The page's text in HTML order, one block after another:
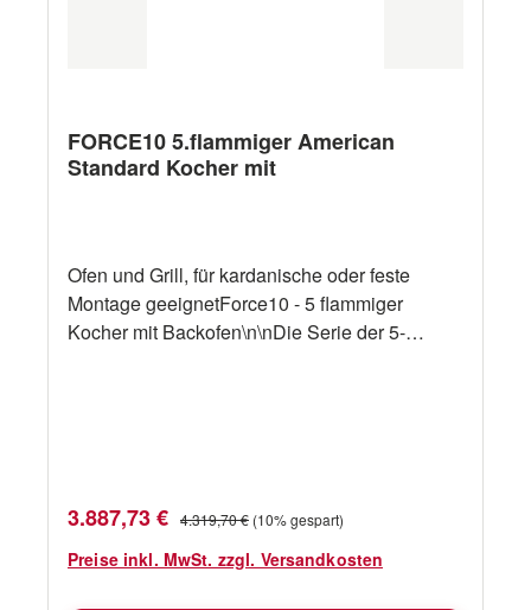
FORCE10 5.flammiger American
Standard Kocher mit
Ofen und Grill, für kardanische oder feste
Montage geeignetForce10 - 5 flammiger
Kocher mit Backofen\n\nDie Serie der 5-
kann kardanisch oder fest montiert
werden.ErsatzteileAnleitung
Verkaufspreis:
3.887,73 € Regulärer Preis:
4.319,70 € (10% gespart)
Preise inkl. MwSt. zzgl. Versandkosten